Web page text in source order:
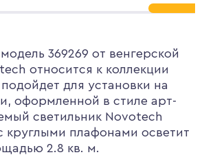
369269 от венгерской
относится к коллекции
для установки на
оформленной в стиле арт-
светильник Novotech
круглыми плафонами осветит
2.8 кв. м.